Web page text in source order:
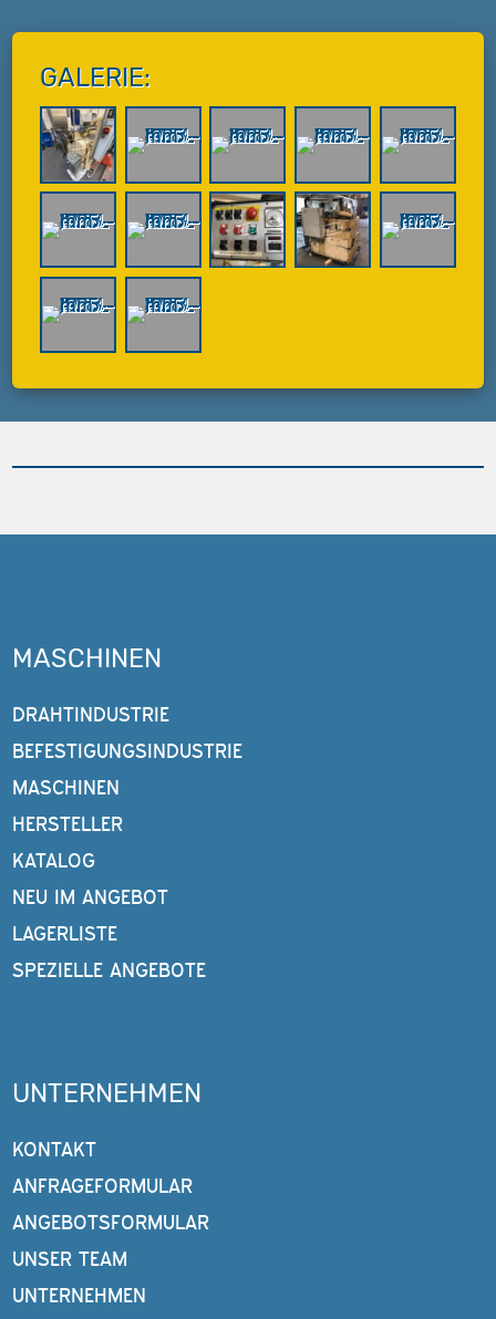
GALERIE:
MASCHINEN
DRAHTINDUSTRIE
BEFESTIGUNGSINDUSTRIE
MASCHINEN
HERSTELLER
KATALOG
NEU IM ANGEBOT
LAGERLISTE
SPEZIELLE ANGEBOTE
UNTERNEHMEN
KONTAKT
ANFRAGEFORMULAR
ANGEBOTSFORMULAR
UNSER TEAM
UNTERNEHMEN